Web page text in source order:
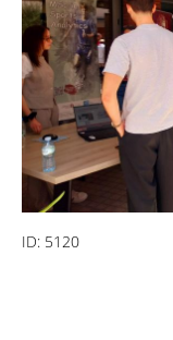
ID: 5120